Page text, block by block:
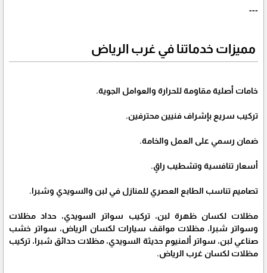
---
مميزات خدماتنا في غرب الرياض
خامات أصلية مقاومة للحرارة والعوامل الجوية.
تركيب سريع بإشراف فنيين محترفين.
ضمان رسمي على العمل والخامة.
أسعار تنافسية وتشطيب راقٍ.
تصاميم تناسب الطابع العصري للمنازل في لبن والسويدي وشبرا.
مظلات لكسان ظهرة لبن، تركيب سواتر السويدي، حداد مظلات
وسواتر شبرا، مظلات مواقف سيارات لكسان الرياض، سواتر خشب
صناعي لبن، سواتر ألمنيوم حديثة السويدي، مظلات حدائق شبرا، تركيب
مظلات لكسان غرب الرياض.